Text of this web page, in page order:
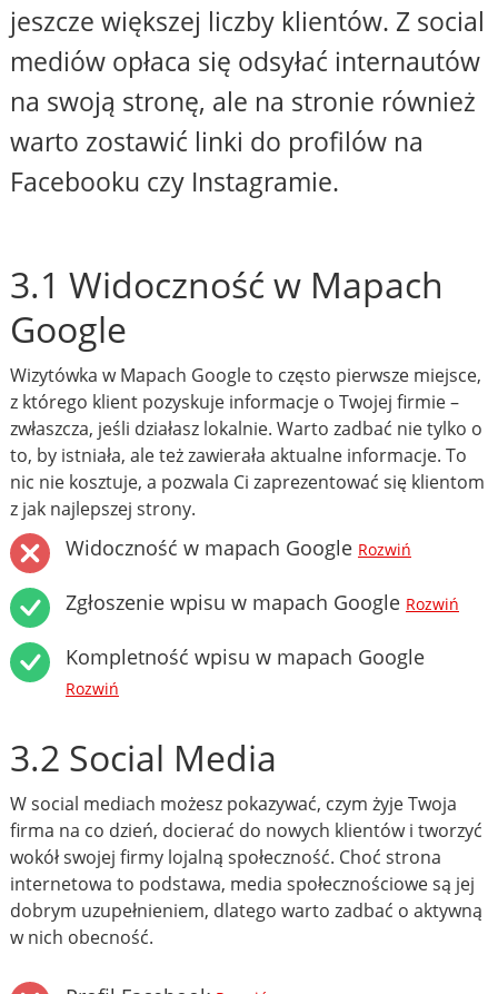
jeszcze większej liczby klientów. Z social
mediów opłaca się odsyłać internautów
na swoją stronę, ale na stronie również
warto zostawić linki do profilów na
Facebooku czy Instagramie.
3.1 Widoczność w Mapach
Google
Wizytówka w Mapach Google to często pierwsze miejsce,
z którego klient pozyskuje informacje o Twojej firmie –
zwłaszcza, jeśli działasz lokalnie. Warto zadbać nie tylko o
to, by istniała, ale też zawierała aktualne informacje. To
nic nie kosztuje, a pozwala Ci zaprezentować się klientom
z jak najlepszej strony.
Widoczność w mapach Google Rozwiń
Zgłoszenie wpisu w mapach Google Rozwiń
Kompletność wpisu w mapach Google
Rozwiń
3.2 Social Media
W social mediach możesz pokazywać, czym żyje Twoja
firma na co dzień, docierać do nowych klientów i tworzyć
wokół swojej firmy lojalną społeczność. Choć strona
internetowa to podstawa, media społecznościowe są jej
dobrym uzupełnieniem, dlatego warto zadbać o aktywną
w nich obecność.